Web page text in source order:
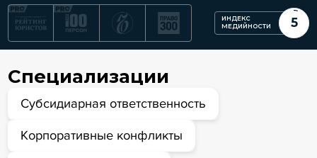
ИНДЕКС
МЕДИЙНОСТИ
5
Специализации
Субсидиарная ответственность
Корпоративные конфликты